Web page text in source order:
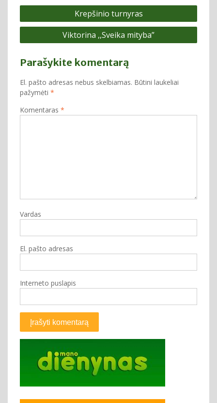
Navigacija
tarp
Krepšinio turnyras
Viktorina ,,Sveika mityba”
Parašykite komentarą
El. pašto adresas nebus skelbiamas. Būtini laukeliai
pažymėti *
Komentaras *
Vardas
El. pašto adresas
Interneto puslapis